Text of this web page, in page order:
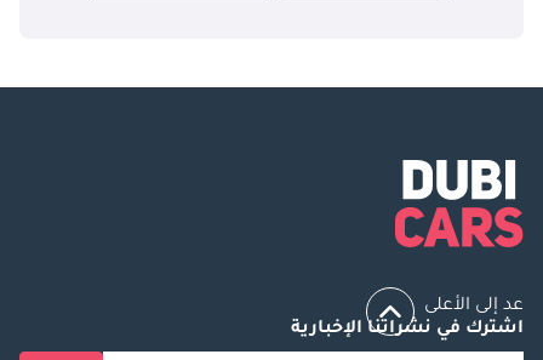
عد إلى الأعلى
اشترك في نشراتنا الإخبارية